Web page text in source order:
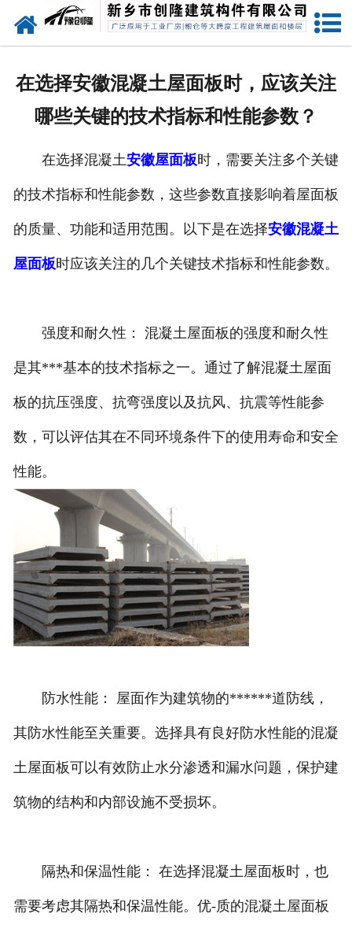
网站首页
资质荣誉
成功案例
在选择安徽混凝土屋面板时，应该关注
哪些关键的技术指标和性能参数？
在选择混凝土安徽屋面板时，需要关注多个关键
的技术指标和性能参数，这些参数直接影响着屋面板
的质量、功能和适用范围。以下是在选择安徽混凝土
屋面板时应该关注的几个关键技术指标和性能参数。
强度和耐久性： 混凝土屋面板的强度和耐久性
是其***基本的技术指标之一。通过了解混凝土屋面
板的抗压强度、抗弯强度以及抗风、抗震等性能参
数，可以评估其在不同环境条件下的使用寿命和安全
性能。
防水性能： 屋面作为建筑物的******道防线，
其防水性能至关重要。选择具有良好防水性能的混凝
土屋面板可以有效防止水分渗透和漏水问题，保护建
筑物的结构和内部设施不受损坏。
隔热和保温性能： 在选择混凝土屋面板时，也
需要考虑其隔热和保温性能。优-质的混凝土屋面板